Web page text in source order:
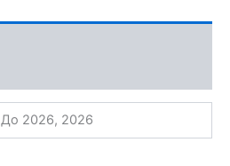
До 2026, 2026